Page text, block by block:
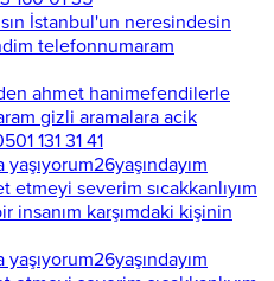
İstanbul'un neresindesin
telefonnumaram
ahmet hanimefendilerle
gizli aramalara acik
131 31 41
etmeyi severim sıcakkanlıyım
insanım karşımdaki kişinin